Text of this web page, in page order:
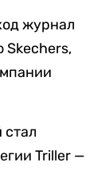
журнал
Skechers,
Triller —